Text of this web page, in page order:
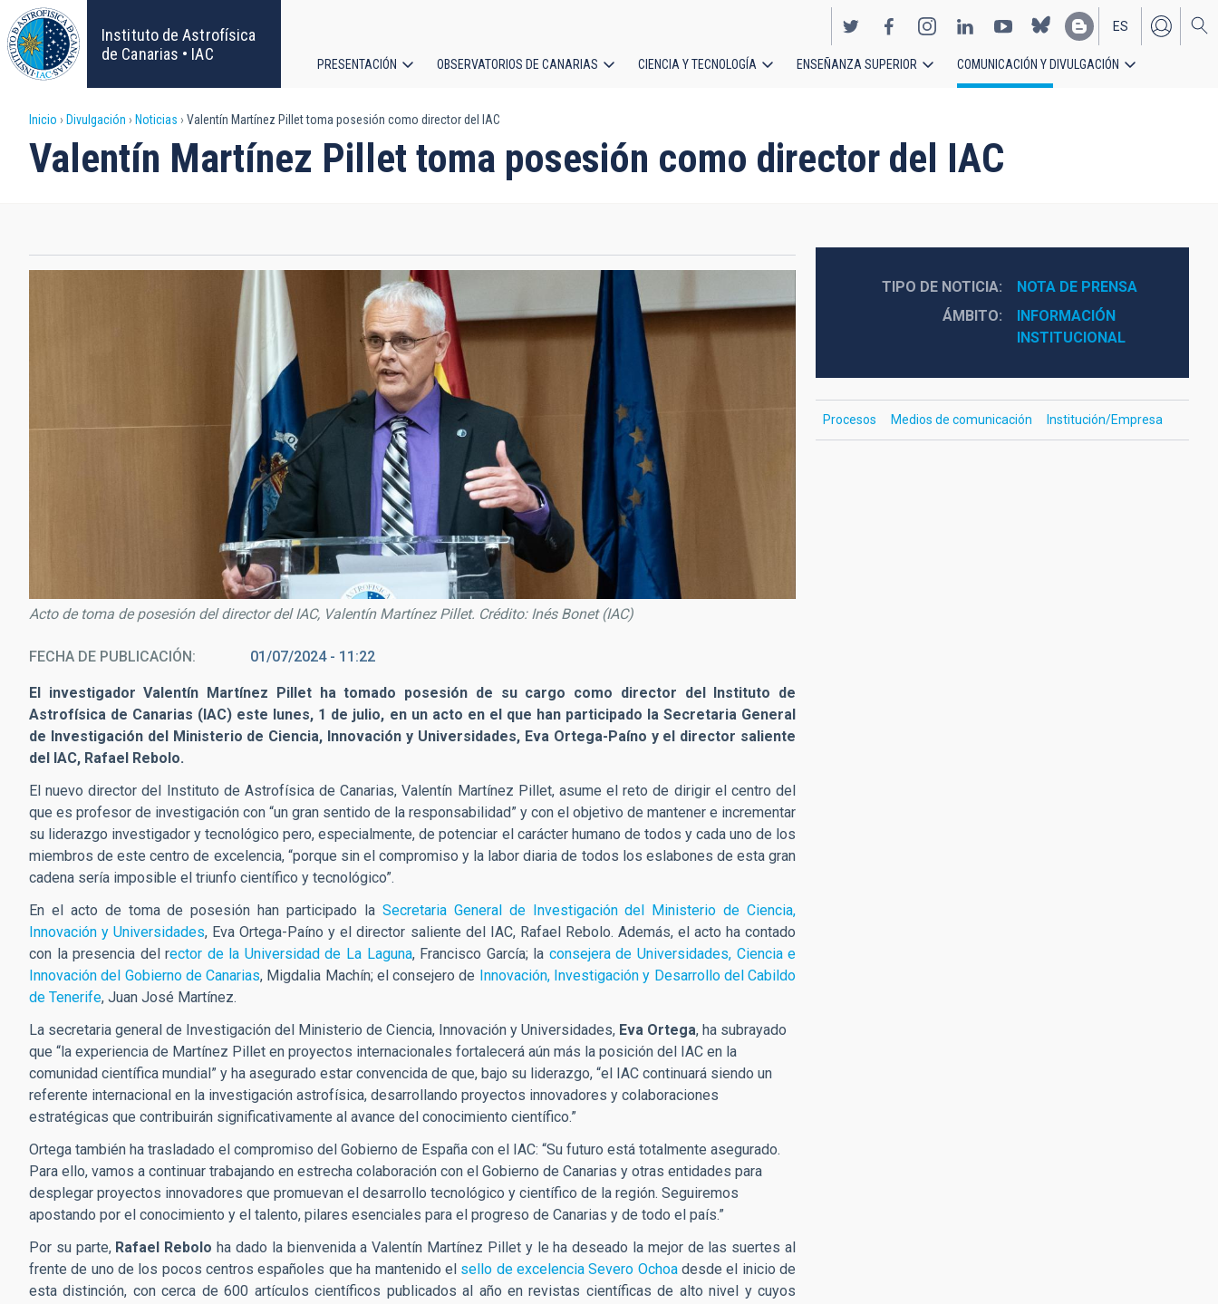
Pasar
al
contenido
principal
Instituto de Astrofísica
de Canarias • IAC
EN
ES
principal
PRESENTACIÓN OBSERVATORIOS DE CANARIAS CIENCIA Y TECNOLOGÍA ENSEÑANZA SUPERIOR COMUNICACIÓN Y DIVULGACIÓN
Sobrescribir
enlaces
ayuda
Inicio Divulgación Noticias Valentín Martínez Pillet toma posesión como director del IAC
Valentín Martínez Pillet toma posesión como director del IAC
Acto de toma de posesión del director del IAC, Valentín Martínez Pillet. Crédito: Inés Bonet (IAC)
FECHA DE PUBLICACIÓN 01/07/2024 - 11:22
El investigador Valentín Martínez Pillet ha tomado posesión de su cargo como director del Instituto de
Astrofísica de Canarias (IAC) este lunes, 1 de julio, en un acto en el que han participado la Secretaria General
de Investigación del Ministerio de Ciencia, Innovación y Universidades, Eva Ortega-Paíno y el director saliente
del IAC, Rafael Rebolo.
El nuevo director del Instituto de Astrofísica de Canarias, Valentín Martínez Pillet, asume el reto de dirigir el centro del
que es profesor de investigación con “un gran sentido de la responsabilidad” y con el objetivo de mantener e incrementar
su liderazgo investigador y tecnológico pero, especialmente, de potenciar el carácter humano de todos y cada uno de los
miembros de este centro de excelencia, “porque sin el compromiso y la labor diaria de todos los eslabones de esta gran
cadena sería imposible el triunfo científico y tecnológico”.
En el acto de toma de posesión han participado la Secretaria General de Investigación del Ministerio de Ciencia,
Innovación y Universidades, Eva Ortega-Paíno y el director saliente del IAC, Rafael Rebolo. Además, el acto ha contado
con la presencia del rector de la Universidad de La Laguna, Francisco García; la consejera de Universidades, Ciencia e
Innovación del Gobierno de Canarias, Migdalia Machín; el consejero de Innovación, Investigación y Desarrollo del Cabildo
de Tenerife, Juan José Martínez.
La secretaria general de Investigación del Ministerio de Ciencia, Innovación y Universidades, Eva Ortega, ha subrayado
que “la experiencia de Martínez Pillet en proyectos internacionales fortalecerá aún más la posición del IAC en la
comunidad científica mundial” y ha asegurado estar convencida de que, bajo su liderazgo, “el IAC continuará siendo un
referente internacional en la investigación astrofísica, desarrollando proyectos innovadores y colaboraciones
estratégicas que contribuirán significativamente al avance del conocimiento científico.”
Ortega también ha trasladado el compromiso del Gobierno de España con el IAC: “Su futuro está totalmente asegurado.
Para ello, vamos a continuar trabajando en estrecha colaboración con el Gobierno de Canarias y otras entidades para
desplegar proyectos innovadores que promuevan el desarrollo tecnológico y científico de la región. Seguiremos
apostando por el conocimiento y el talento, pilares esenciales para el progreso de Canarias y de todo el país.”
Por su parte, Rafael Rebolo ha dado la bienvenida a Valentín Martínez Pillet y le ha deseado la mejor de las suertes al
frente de uno de los pocos centros españoles que ha mantenido el sello de excelencia Severo Ochoadesde el inicio de
esta distinción, con cerca de 600 artículos científicos publicados al año en revistas científicas de alto nivel y cuyos
TIPO DE NOTICIA
NOTA DE PRENSA
ÁMBITO
INFORMACIÓN
INSTITUCIONAL
Procesos Medios de comunicación Institución/Empresa